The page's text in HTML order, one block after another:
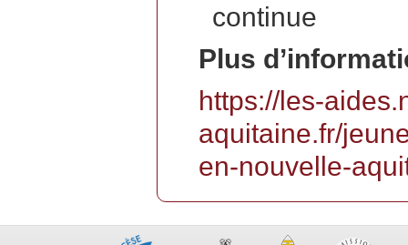
continue
Plus
https://les-
aquitaine.fr/
en-nouvelle-